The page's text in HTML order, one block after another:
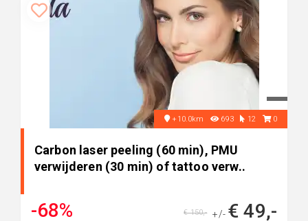
+10.0km 693 12 0
Carbon laser peeling (60 min), PMU
verwijderen (30 min) of tattoo verw..
-68% +/- € 49,-
€ 150,-